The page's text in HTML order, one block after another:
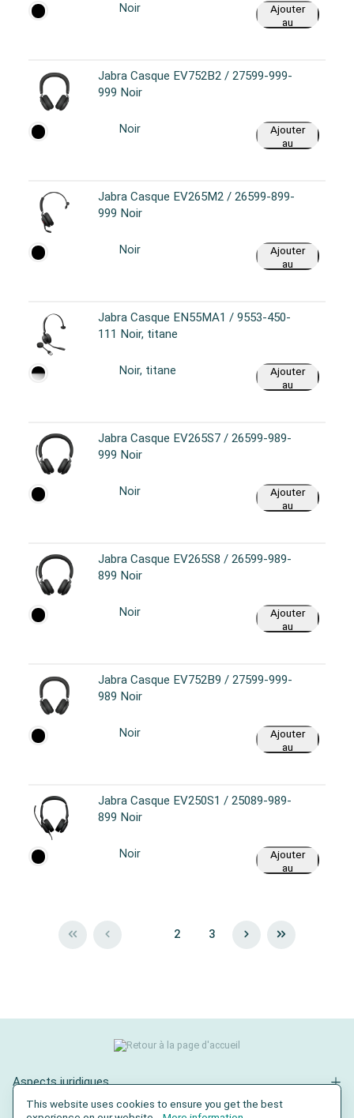
Noir
Ajouter
au
Jabra Casque EV752B2 / 27599-999-
999 Noir
Noir
Ajouter
au
Jabra Casque EV265M2 / 26599-899-
999 Noir
Noir
Ajouter
au
Jabra Casque EN55MA1 / 9553-450-
111 Noir, titane
Noir, titane
Ajouter
au
Jabra Casque EV265S7 / 26599-989-
999 Noir
Noir
Ajouter
au
Jabra Casque EV265S8 / 26599-989-
899 Noir
Noir
Ajouter
au
Jabra Casque EV752B9 / 27599-999-
989 Noir
Noir
Ajouter
au
Jabra Casque EV250S1 / 25089-989-
899 Noir
Noir
Ajouter
au
2 3
Aspects juridiques
Contact
This website uses cookies to ensure you get the best